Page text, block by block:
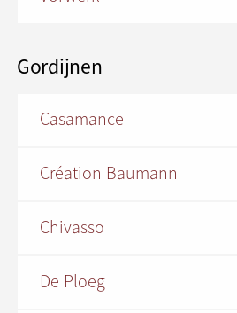
Gordijnen
Casamance
Création Baumann
Chivasso
De Ploeg